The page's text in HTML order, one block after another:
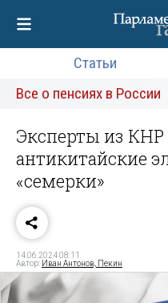
Статьи
Все о пенсиях в России
Эксперты из КНР
антикитайские
«семерки»
14.06.2024 08:11
Автор: Иван Антонов, Пекин